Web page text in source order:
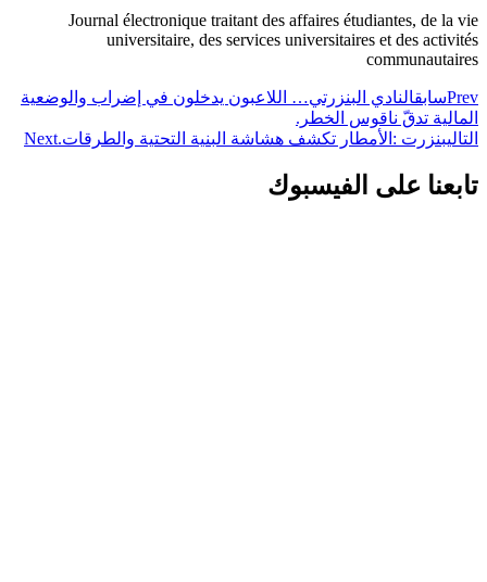
Journal électronique traitant des affaires étudiantes, de la vie
universitaire, des services universitaires et des activités
communautaires
Prevسابقالنادي البنزرتي… اللاعبون يدخلون في إضراب والوضعية
المالية تدقّ ناقوس الخطر.
التاليبنزرت :الأمطار تكشف هشاشة البنية التحتية والطرقات.Next
تابعنا على الفيسبوك